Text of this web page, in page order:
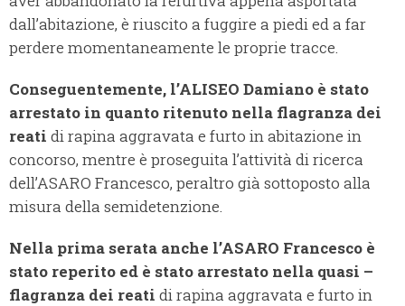
dall’abitazione, è riuscito a fuggire a piedi ed a far
perdere momentaneamente le proprie tracce.
Conseguentemente, l’ALISEO Damiano è stato
arrestato in quanto ritenuto nella flagranza dei
reati di rapina aggravata e furto in abitazione in
concorso, mentre è proseguita l’attività di ricerca
dell’ASARO Francesco, peraltro già sottoposto alla
misura della semidetenzione.
Nella prima serata anche l’ASARO Francesco è
stato reperito ed è stato arrestato nella quasi –
flagranza dei reati di rapina aggravata e furto in